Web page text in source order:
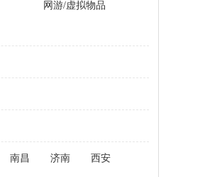
网游/虚拟物品
南昌 济南 西安